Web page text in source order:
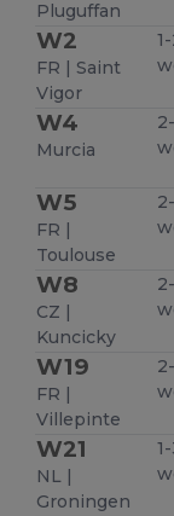
Pluguffan
W2
FR | Saint
Vigor
W4
Murcia
W5
FR |
Toulouse
W8
CZ |
Kuncicky
W19
FR |
Villepinte
W21
NL |
Groningen